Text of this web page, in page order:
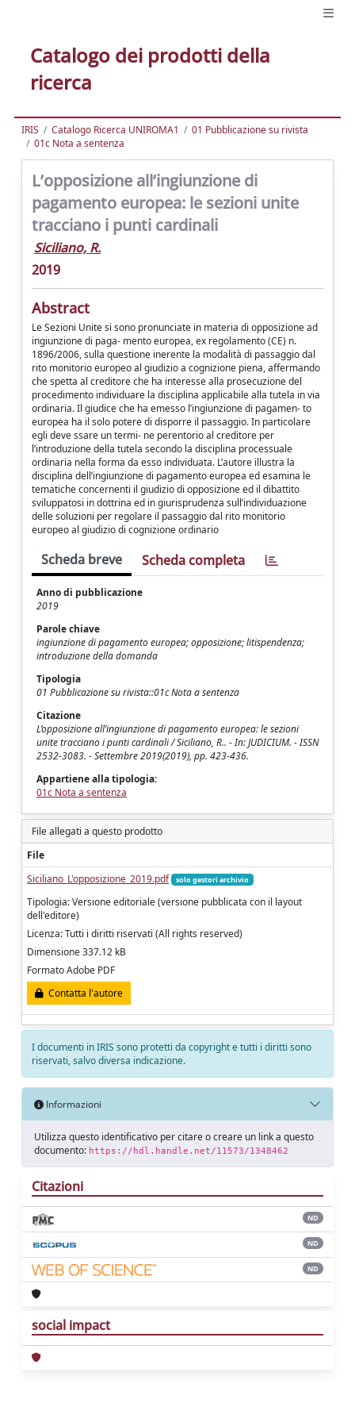
Catalogo dei prodotti della
ricerca
IRIS Catalogo Ricerca UNIROMA1
01 Pubblicazione su rivista
01c Nota a sentenza
L’opposizione all’ingiunzione di
pagamento europea: le sezioni unite
tracciano i punti cardinali
Siciliano, R.
2019
Abstract
Le Sezioni Unite si sono pronunciate in materia di opposizione ad
ingiunzione di paga- mento europea, ex regolamento (CE) n.
1896/2006, sulla questione inerente la modalità di passaggio dal
rito monitorio europeo al giudizio a cognizione piena, affermando
che spetta al creditore che ha interesse alla prosecuzione del
procedimento individuare la disciplina applicabile alla tutela in via
ordinaria. Il giudice che ha emesso l’ingiunzione di pagamen- to
europea ha il solo potere di disporre il passaggio. In particolare
egli deve ssare un termi- ne perentorio al creditore per
l’introduzione della tutela secondo la disciplina processuale
ordinaria nella forma da esso individuata. L’autore illustra la
disciplina dell’ingiunzione di pagamento europea ed esamina le
tematiche concernenti il giudizio di opposizione ed il dibattito
sviluppatosi in dottrina ed in giurisprudenza sull’individuazione
delle soluzioni per regolare il passaggio dal rito monitorio
europeo al giudizio di cognizione ordinario
Scheda breve Scheda completa
Anno di pubblicazione
2019
Parole chiave
ingiunzione di pagamento europea; opposizione; litispendenza;
introduzione della domanda
Tipologia
01 Pubblicazione su rivista::01c Nota a sentenza
Citazione
L’opposizione all’ingiunzione di pagamento europea: le sezioni
unite tracciano i punti cardinali / Siciliano, R.. - In: JUDICIUM. - ISSN
2532-3083. - Settembre 2019(2019), pp. 423-436.
Appartiene alla tipologia:
01c Nota a sentenza
File allegati a questo prodotto
File
Siciliano_L'opposizione_2019.pdf
solo gestori archivio
Tipologia: Versione editoriale (versione pubblicata con il layout
dell'editore)
Licenza: Tutti i diritti riservati (All rights reserved)
Dimensione 337.12 kB
Formato Adobe PDF
Contatta l'autore
I documenti in IRIS sono protetti da copyright e tutti i diritti sono
riservati, salvo diversa indicazione.
Informazioni
Utilizza questo identificativo per citare o creare un link a questo
documento: https://hdl.handle.net/11573/1348462
Citazioni
ND
ND
ND
social impact